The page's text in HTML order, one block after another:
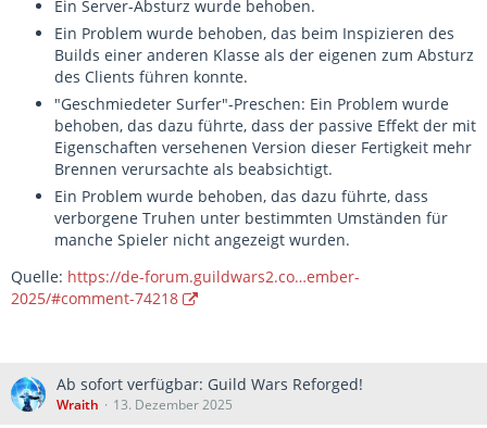
Ein Server-Absturz wurde behoben.
Ein Problem wurde behoben, das beim Inspizieren des
Builds einer anderen Klasse als der eigenen zum Absturz
des Clients führen konnte.
"Geschmiedeter Surfer"-Preschen: Ein Problem wurde
behoben, das dazu führte, dass der passive Effekt der mit
Eigenschaften versehenen Version dieser Fertigkeit mehr
Brennen verursachte als beabsichtigt.
Ein Problem wurde behoben, das dazu führte, dass
verborgene Truhen unter bestimmten Umständen für
manche Spieler nicht angezeigt wurden.
Quelle: https://de-forum.guildwars2.co…ember-
2025/#comment-74218
Ab sofort verfügbar: Guild Wars Reforged!
Wraith 13. Dezember 2025